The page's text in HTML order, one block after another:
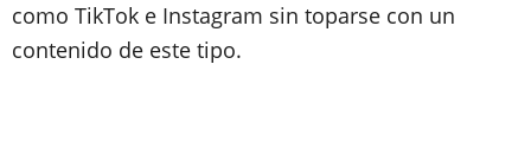
como TikTok e Instagram sin toparse con un
contenido de este tipo.